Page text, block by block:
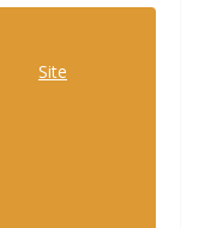
Site